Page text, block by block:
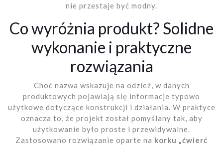
nie przestaje być modny.
Co wyróżnia produkt? Solidne
wykonanie i praktyczne
rozwiązania
Choć nazwa wskazuje na odzież, w danych
produktowych pojawiają się informacje typowo
użytkowe dotyczące konstrukcji i działania. W praktyce
oznacza to, że projekt został pomyślany tak, aby
użytkowanie było proste i przewidywalne.
Zastosowano rozwiązanie oparte na korku „ćwierć